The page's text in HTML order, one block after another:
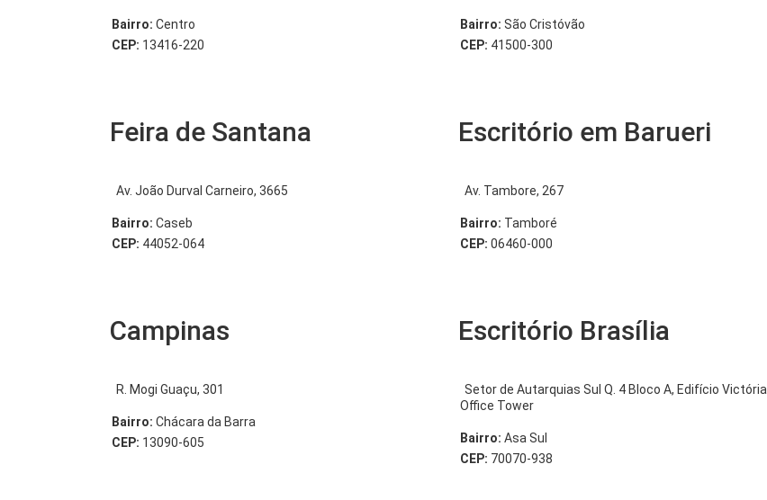
Bairro: Centro
CEP: 13416-220
Bairro: São Cristóvão
CEP: 41500-300
Feira de Santana
Av. João Durval Carneiro, 3665
Bairro: Caseb
CEP: 44052-064
Escritório em Barueri
Av. Tambore, 267
Bairro: Tamboré
CEP: 06460-000
Campinas
R. Mogi Guaçu, 301
Bairro: Chácara da Barra
CEP: 13090-605
Escritório Brasília
Setor de Autarquias Sul Q. 4 Bloco A, Edifício Victória
Office Tower
Bairro: Asa Sul
CEP: 70070-938